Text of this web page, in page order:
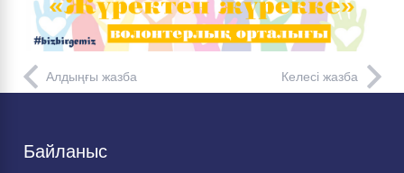
Алдыңғы жазба Келесі жазба
Байланыс